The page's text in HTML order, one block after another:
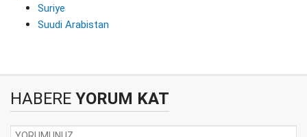
Suriye
Suudi Arabistan
HABERE YORUM KAT